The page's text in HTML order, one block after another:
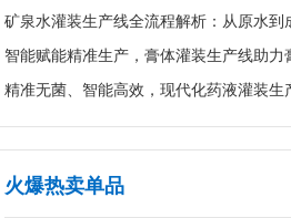
火爆热卖单品